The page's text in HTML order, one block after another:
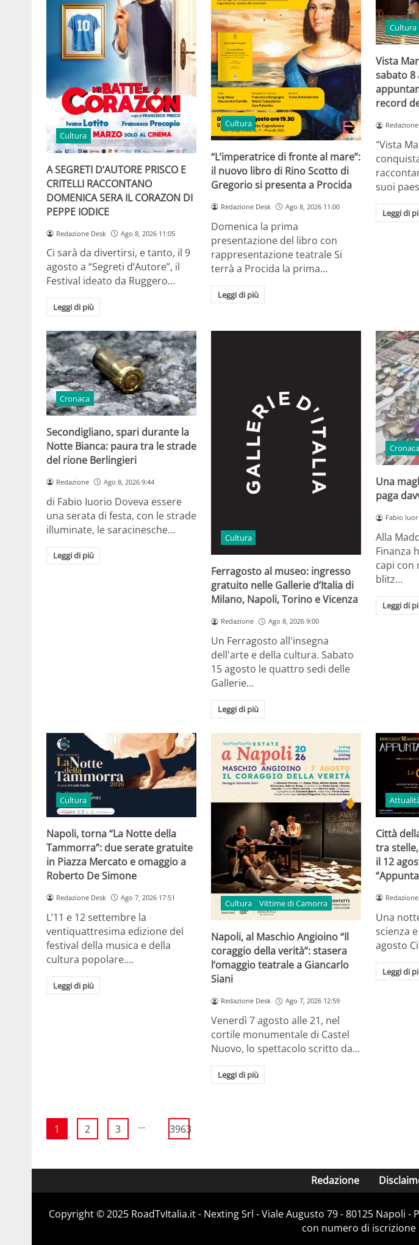
Cultura
A SEGRETI D’AUTORE PRISCO E
CRITELLI RACCONTANO
DOMENICA SERA IL CORAZON DI
PEPPE IODICE
Redazione Desk Ago 8, 2026 11:05
Ci sarà da divertirsi, e tanto, il 9
agosto a “Segreti d’Autore”, il
Festival ideato da Ruggero…
Leggi di più
Cultura
“L’imperatrice di fronte al mare”:
il nuovo libro di Rino Scotto di
Gregorio si presenta a Procida
Redazione Desk Ago 8, 2026 11:00
Domenica la prima
presentazione del libro con
rappresentazione teatrale Si
terrà a Procida la prima…
Leggi di più
Cultura
Vista
sabato 8
record
"Vista
suoi
Leggi di
Cronaca
Secondigliano, spari durante la
Notte Bianca: paura tra le strade
del rione Berlingieri
Redazione Ago 8, 2026 9:44
di Fabio Iuorio Doveva essere
una serata di festa, con le strade
illuminate, le saracinesche…
Leggi di più
Cultura
Ferragosto al museo: ingresso
gratuito nelle Gallerie d’Italia di
Milano, Napoli, Torino e Vicenza
Redazione Ago 8, 2026 9:00
Un Ferragosto all'insegna
dell'arte e della cultura. Sabato
15 agosto le quattro sedi delle
Gallerie…
Leggi di più
Cronaca
Una
paga
Fabio
Alla
Finanza
capi con
blitz…
Leggi di
Cultura
Napoli, torna “La Notte della
Tammorra”: due serate gratuite
in Piazza Mercato e omaggio a
Roberto De Simone
Redazione Desk Ago 7, 2026 17:51
L’11 e 12 settembre la
ventiquattresima edizione del
festival della musica e della
cultura popolare.…
Leggi di più
Cultura Vittime di Camorra
Napoli, al Maschio Angioino “Il
coraggio della verità”: stasera
l’omaggio teatrale a Giancarlo
Siani
Redazione Desk Ago 7, 2026 12:59
Venerdì 7 agosto alle 21, nel
cortile monumentale di Castel
Nuovo, lo spettacolo scritto da…
Leggi di più
Città
tra
il 12
Redazione
Una
scienza
agosto
Leggi di
1 2 3 ... 3963
Redazione
Copyright ©️ 2025 RoadTvItalia.it - Nexting Srl - Viale Augusto 79 - 80125 Napoli
con numero di iscrizione